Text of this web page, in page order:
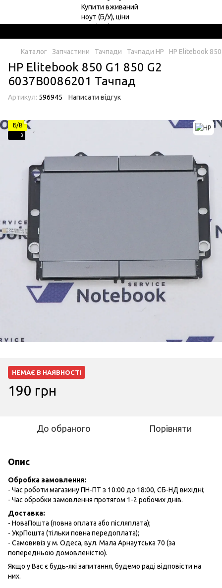
Каталог Запчастини Тачпади Тачпади HP HP Elitebook
HP Elitebook 850 G1 850 G2
6037B0086201 Тачпад
Артикул: 596945 Написати відгук
Б/В
3
НЕМАЄ В НАЯВНОСТІ
190 грн
До обраного Порівняти
Опис
Обробка замовлення:
- Час роботи магазину ПН-ПТ з 10:00 до 18:00, СБ-НД вихідні;
- Час обробки замовлення протягом 1-2 робочих днів.
Доставка:
- НоваПошта (повна оплата або післяплата);
- УкрПошта (тільки повна передоплата);
- Самовивіз у м. Одеса, вул. Мала Арнаутська 70 (за
попередньою домовленістю).
Якщо у Вас є будь-які запитання, будемо раді відповісти на
них.